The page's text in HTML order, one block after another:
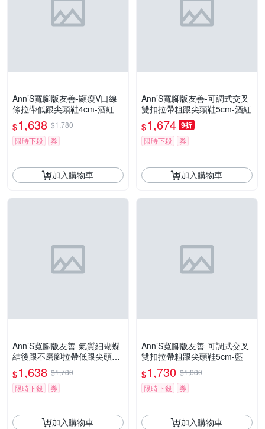
Ann’S寬腳版友善-顯瘦V口線
條拉帶低跟尖頭鞋4cm-酒紅
$1,638 $1,780
限時下殺
券
加入購物車
Ann’S寬腳版友善-可調式交叉
雙扣拉帶粗跟尖頭鞋5cm-酒紅
$1,674 9折
限時下殺 券
加入購物車
Ann’S寬腳版友善-氣質細蝴蝶
結後跟不磨腳拉帶低跟尖頭鞋
4cm-白
$1,638 $1,780
限時下殺
券
加入購物車
Ann’S寬腳版友善-可調式交叉
雙扣拉帶粗跟尖頭鞋5cm-藍
$1,730 $1,880
限時下殺
券
加入購物車